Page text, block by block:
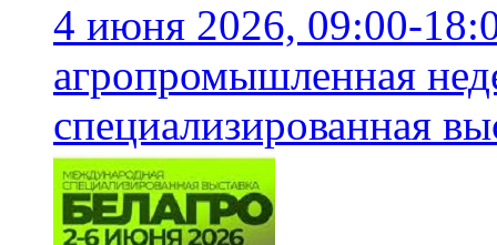
4 июня 2026, 09:00-
агропромышленная
специализированная